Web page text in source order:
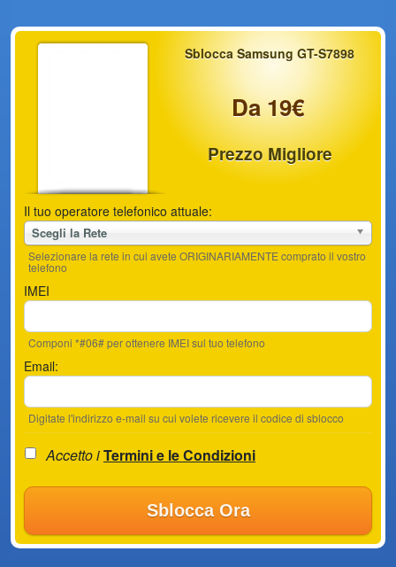
Sblocca Samsung GT-S7898
Da 19€
Prezzo Migliore
Il tuo operatore telefonico attuale:
Scegli la Rete
Selezionare la rete in cui avete ORIGINARIAMENTE comprato il vostro
telefono
IMEI
Componi *#06# per ottenere IMEI sul tuo telefono
Email:
Digitate l'indirizzo e-mail su cui volete ricevere il codice di sblocco
Accetto iTermini e le Condizioni
Sblocca Ora